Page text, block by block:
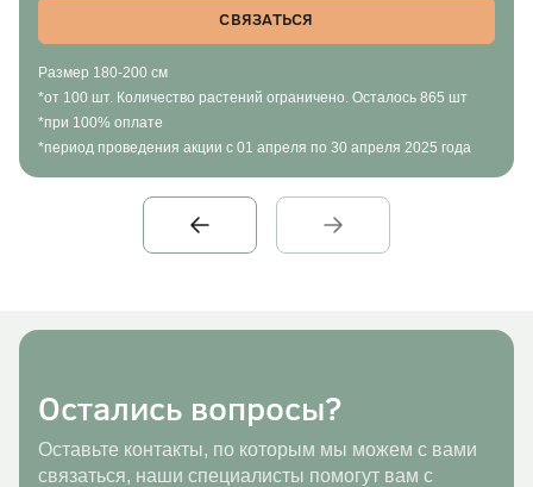
СВЯЗАТЬСЯ
Размер 180-200 см
*от 100 шт. Количество растений ограничено. Осталось 865 шт
*при 100% оплате
*период проведения акции с 01 апреля по 30 апреля 2025 года
Остались вопросы?
Оставьте контакты, по которым мы можем с вами
связаться, наши специалисты помогут вам с